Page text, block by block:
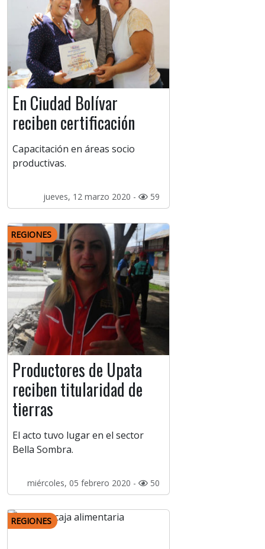
En Ciudad Bolívar
reciben certificación
Capacitación en áreas socio
productivas.
jueves, 12 marzo 2020 - 59
REGIONES
Productores de Upata
reciben titularidad de
tierras
El acto tuvo lugar en el sector
Bella Sombra.
miércoles, 05 febrero 2020 - 50
REGIONES